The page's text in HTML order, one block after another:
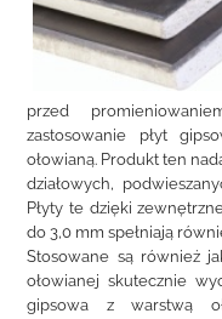
przed
zastosowanie płyt
ołowianą. Produkt ten
działowych,
Płyty te dzięki
do 3,0 mm spełniają
Stosowane są również
ołowianej skutecznie
gipsowa z warstwą